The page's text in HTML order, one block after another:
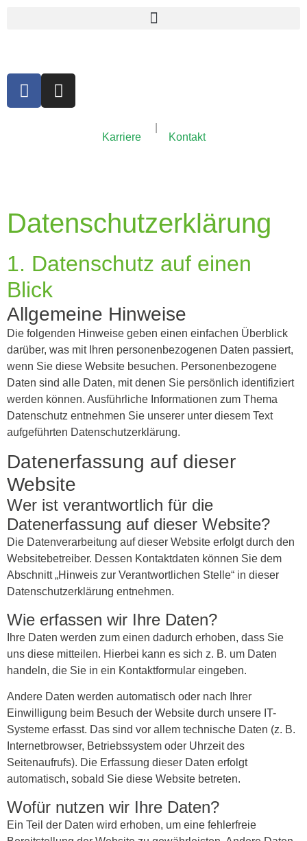
Karriere Kontakt
Datenschutz­erklärung
1. Datenschutz auf einen
Blick
Allgemeine Hinweise
Die folgenden Hinweise geben einen einfachen Überblick
darüber, was mit Ihren personenbezogenen Daten passiert,
wenn Sie diese Website besuchen. Personenbezogene
Daten sind alle Daten, mit denen Sie persönlich identifiziert
werden können. Ausführliche Informationen zum Thema
Datenschutz entnehmen Sie unserer unter diesem Text
aufgeführten Datenschutzerklärung.
Datenerfassung auf dieser
Website
Wer ist verantwortlich für die
Datenerfassung auf dieser Website?
Die Datenverarbeitung auf dieser Website erfolgt durch den
Websitebetreiber. Dessen Kontaktdaten können Sie dem
Abschnitt „Hinweis zur Verantwortlichen Stelle“ in dieser
Datenschutzerklärung entnehmen.
Wie erfassen wir Ihre Daten?
Ihre Daten werden zum einen dadurch erhoben, dass Sie
uns diese mitteilen. Hierbei kann es sich z. B. um Daten
handeln, die Sie in ein Kontaktformular eingeben.
Andere Daten werden automatisch oder nach Ihrer
Einwilligung beim Besuch der Website durch unsere IT-
Systeme erfasst. Das sind vor allem technische Daten (z. B.
Internetbrowser, Betriebssystem oder Uhrzeit des
Seitenaufrufs). Die Erfassung dieser Daten erfolgt
automatisch, sobald Sie diese Website betreten.
Wofür nutzen wir Ihre Daten?
Ein Teil der Daten wird erhoben, um eine fehlerfreie